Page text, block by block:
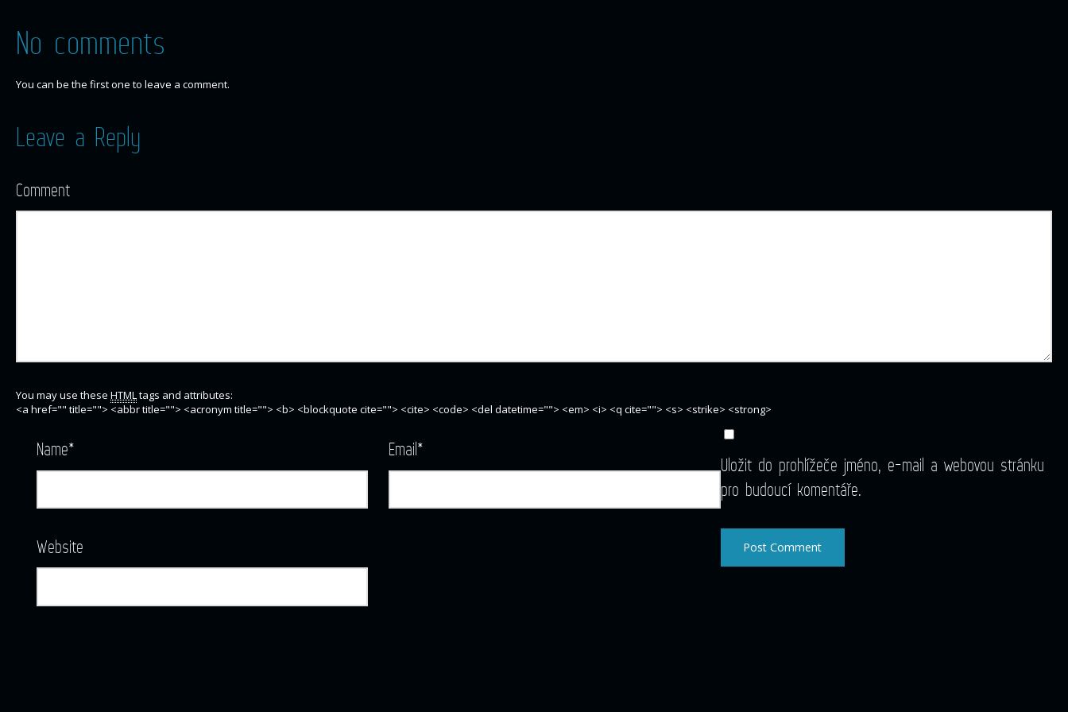
No comments
You can be the first one to leave a comment.
Leave a Reply
Comment
You may use these HTMLtags and attributes:
<a href="" title=""> <abbr title=""> <acronym title=""> <b> <blockquote cite=""> <cite> <code> <del datetime=""> <em> <i> <q cite=""> <s> <strike> <strong>
Name* Email*
Website
Uložit do prohlížeče jméno, e-mail a webovou stránku
pro budoucí komentáře.